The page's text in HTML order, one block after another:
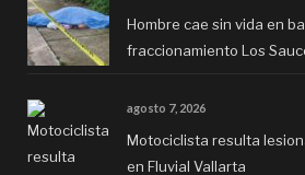
Hombre cae sin vida en
fraccionamiento Los
agosto 7, 2026
Motociclista resulta
en Fluvial Vallarta